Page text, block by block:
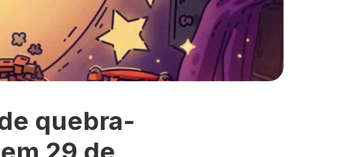
quebra-